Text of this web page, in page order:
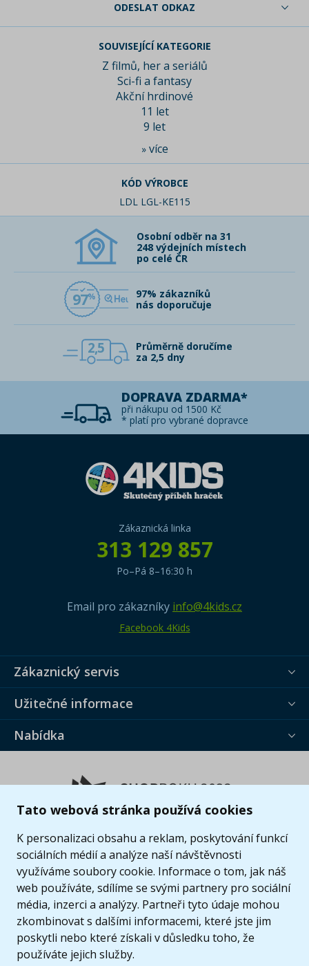
Tato webová stránka používá cookies
K personalizaci obsahu a reklam, poskytování funkcí
sociálních médií a analýze naší návštěvnosti
využíváme soubory cookie. Informace o tom, jak náš
web používáte, sdílíme se svými partnery pro sociální
média, inzerci a analýzy. Partneři tyto údaje mohou
zkombinovat s dalšími informacemi, které jste jim
poskytli nebo které získali v důsledku toho, že
používáte jejich služby.
ODESLAT ODKAZ
SOUVISEJÍCÍ KATEGORIE
Z filmů, her a seriálů
Sci-fi a fantasy
Akční hrdinové
11 let
9 let
» více
KÓD VÝROBCE
LDL LGL-KE115
Osobní odběr na 31
248 výdejních místech
po celé ČR
97
97% zákazníků
nás doporučuje
2,5
Průměrně doručíme
za 2,5 dny
DOPRAVA ZDARMA*
při nákupu od 1500 Kč
* platí pro vybrané dopravce
Zákaznická linka
313 129 857
Po–Pá 8–16:30 h
Email pro zákazníky info@4kids.cz
Facebook 4Kids
Zákaznický servis
Užitečné informace
Nabídka